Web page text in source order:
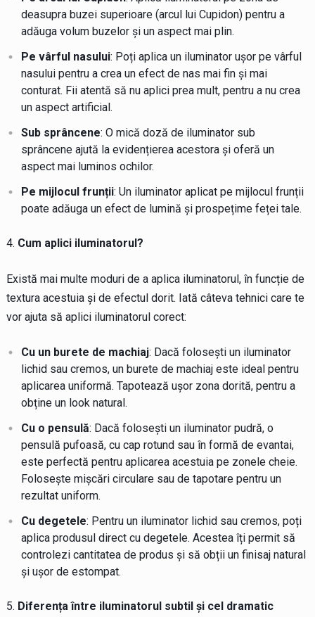
deasupra buzei superioare (arcul lui Cupidon) pentru a
adăuga volum buzelor și un aspect mai plin.
Pe vârful nasului: Poți aplica un iluminator ușor pe vârful
nasului pentru a crea un efect de nas mai fin și mai
conturat. Fii atentă să nu aplici prea mult, pentru a nu crea
un aspect artificial.
Sub sprâncene: O mică doză de iluminator sub
sprâncene ajută la evidențierea acestora și oferă un
aspect mai luminos ochilor.
Pe mijlocul frunții: Un iluminator aplicat pe mijlocul frunții
poate adăuga un efect de lumină și prospețime feței tale.
Cum aplici iluminatorul?
Există mai multe moduri de a aplica iluminatorul, în funcție de
textura acestuia și de efectul dorit. Iată câteva tehnici care te
vor ajuta să aplici iluminatorul corect:
Cu un burete de machiaj: Dacă folosești un iluminator
lichid sau cremos, un burete de machiaj este ideal pentru
aplicarea uniformă. Tapotează ușor zona dorită, pentru a
obține un look natural.
Cu o pensulă: Dacă folosești un iluminator pudră, o
pensulă pufoasă, cu cap rotund sau în formă de evantai,
este perfectă pentru aplicarea acestuia pe zonele cheie.
Folosește mișcări circulare sau de tapotare pentru un
rezultat uniform.
Cu degetele: Pentru un iluminator lichid sau cremos, poți
aplica produsul direct cu degetele. Acestea îți permit să
controlezi cantitatea de produs și să obții un finisaj natural
și ușor de estompat.
Diferența între iluminatorul subtil și cel dramatic